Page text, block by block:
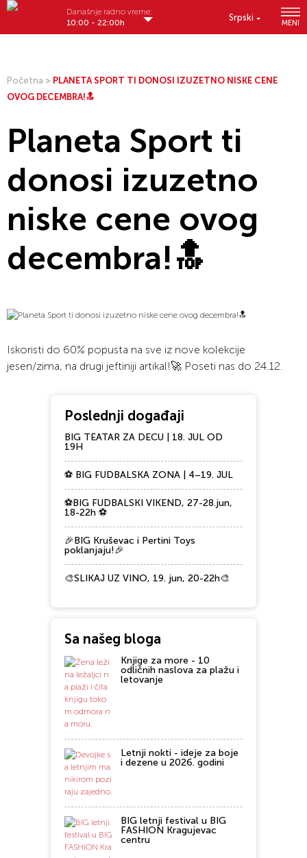
Srpski
MENI
Današnje radno vreme:
10:00 - 22:00h
Početna > PLANETA SPORT TI DONOSI IZUZETNO NISKE CENE
OVOG DECEMBRA!🔝
Planeta Sport ti
donosi izuzetno
niske cene ovog
decembra!🔝
Iskoristi do 60% popusta na sve iz nove kolekcije
jesen/zima, na drugi jeftiniji artikal!🚀 Poseti nas do 24.12.
Poslednji događaji
BIG TEATAR ZA DECU | 18. JUL OD
19H
⚽ BIG FUDBALSKA ZONA | 4–19. JUL
⚽BIG FUDBALSKI VIKEND, 27-28.jun,
18-22h ⚽
🎉BIG Kruševac i Pertini Toys
poklanjaju!🎉
🎨SLIKAJ UZ VINO, 19. jun, 20-22h🎨
Sa našeg bloga
Knjige za more - 10
odličnih naslova za plažu i
letovanje
Letnji nokti - ideje za boje
i dezene u 2026. godini
BIG letnji festival u BIG
FASHION Kragujevac
centru